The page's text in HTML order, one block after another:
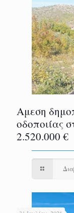
Αμεση
οδοποιίας
2.520.000 €